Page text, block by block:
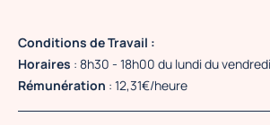
Conditions de Travail :
Horaires : 8h30 - 18h00 du lundi du
Rémunération : 12,31€/heure